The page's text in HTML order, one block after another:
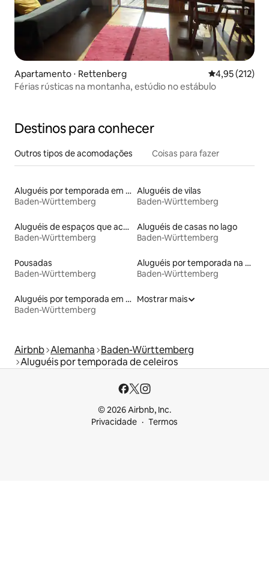
Apartamento ⋅ Rettenberg 4,95 de uma
4,95 (212)
Férias rústicas na montanha, estúdio no estábulo
Destinos para conhecer
Outros tipos de acomodações Coisas para fazer
Aluguéis por temporada em albergue
Baden-Württemberg
Aluguéis de vilas
Baden-Württemberg
Aluguéis de espaços que aceitam animais de estimação
Baden-Württemberg
Aluguéis de casas no lago
Baden-Württemberg
Pousadas
Baden-Württemberg
Aluguéis por temporada na orla
Baden-Württemberg
Aluguéis por temporada em hotéis-fazenda
Baden-Württemberg
Mostrar mais
Airbnb Alemanha Baden-Württemberg
Aluguéis por temporada de celeiros
© 2026 Airbnb, Inc.
Privacidade
Termos